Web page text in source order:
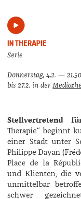
IN THERAPIE
Serie
Donnerstag, 4.2. —
bis 27.2. in der
Stellvertretend
Therapie“ beginnt
einer Stadt unter
Philippe ­Dayan
Place de la
und Klienten, die
unmittelbar
schwer